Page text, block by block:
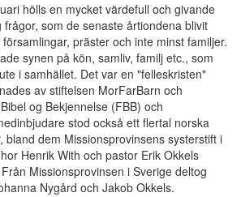
hölls en mycket värdefull och givande
som de senaste årtiondena blivit
präster och inte minst familjer.
synen på kön, samliv, familj etc., som
i samhället. Det var en "felleskristen"
av stiftelsen MorFarBarn och
og Bekjennelse (FBB) och
stod också ett flertal norska
bland dem Missionsprovinsens systerstift i
Henrik With och pastor Erik Okkels
Missionsprovinsen i Sverige deltog
Nygård och Jakob Okkels.